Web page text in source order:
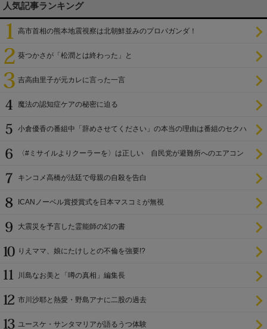
人気記事ランキング
高市首相の熊本地震視察は北朝鮮並みのプロパガンダ！
葵つかさが「松潤とは終わった」と
吉高由里子が元カレに言った一言
魔法の認知症ケアの秘密に迫る
小倉優香の番組中「辞めさせてください」の本当の理由は番組のセクハ
〈#ミサイルよりクーラーを〉は正しい 自民党が避難所へのエアコン
キンコメ高橋が法廷で母親の自殺を告白
ICANノーベル賞授賞式を日本マスコミが無視
大震災を予言した霊能師の幻の書
りえママ、娘にたけしとの不倫を強要!?
川島なお美と「噂の真相」編集長
市川沙耶と熱愛・野島アナに二股の過去
ユースケ・サンタマリアが語るうつ体験